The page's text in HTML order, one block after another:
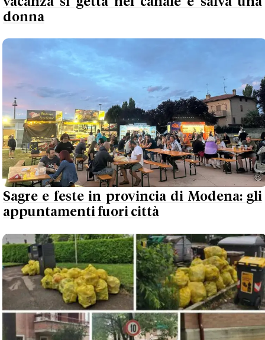
donna
Sagre e feste in provincia di Modena: gli
appuntamenti fuori città